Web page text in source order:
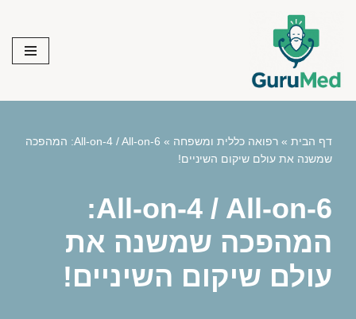
content
דף הבית » רפואה כללית ומשפחה »
All-on-4 / All-on-6: המהפכה
שמשנה את עולם שיקום השיניים!
All-on-4 / All-on-6:
המהפכה שמשנה את
עולם שיקום השיניים!